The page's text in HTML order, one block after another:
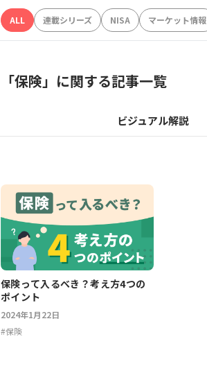
ALL 連載シリーズ NISA マーケット情報
「保険」に関する記事一覧
ビジュアル解説
保険って入るべき？考え方4つの
ポイント
2024年1月22日
#保険